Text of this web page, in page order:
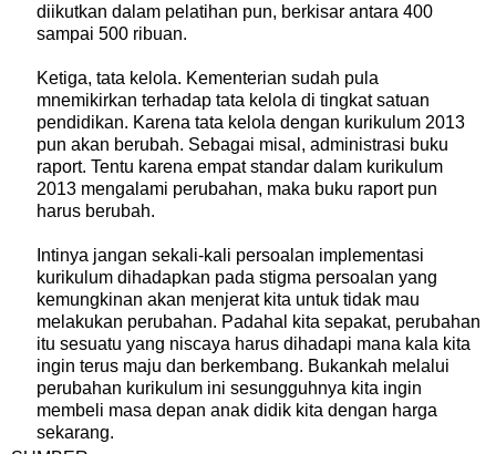
diikutkan dalam pelatihan pun, berkisar antara 400
sampai 500 ribuan.
Ketiga, tata kelola. Kementerian sudah pula
mnemikirkan terhadap tata kelola di tingkat satuan
pendidikan. Karena tata kelola dengan kurikulum 2013
pun akan berubah. Sebagai misal, administrasi buku
raport. Tentu karena empat standar dalam kurikulum
2013 mengalami perubahan, maka buku raport pun
harus berubah.
Intinya jangan sekali-kali persoalan implementasi
kurikulum dihadapkan pada stigma persoalan yang
kemungkinan akan menjerat kita untuk tidak mau
melakukan perubahan. Padahal kita sepakat, perubahan
itu sesuatu yang niscaya harus dihadapi mana kala kita
ingin terus maju dan berkembang. Bukankah melalui
perubahan kurikulum ini sesungguhnya kita ingin
membeli masa depan anak didik kita dengan harga
sekarang.